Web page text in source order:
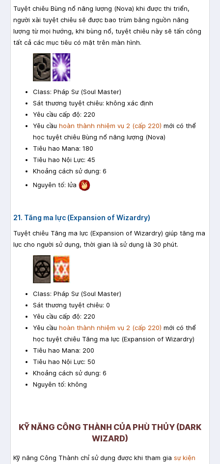
Tuyệt chiêu Bùng nổ năng lượng (Nova) khi được thi triển,
người xài tuyệt chiêu sẽ được bao trùm bằng nguồn năng
lượng từ mọi hướng, khi bùng nổ, tuyệt chiêu này sẽ tấn công
tất cả các mục tiêu có mặt trên màn hình.
Class: Pháp Sư (Soul Master)
Sát thương tuyệt chiêu: không xác định
Yêu cầu cấp độ: 220
Yêu cầu hoàn thành nhiệm vụ 2 (cấp 220) mới có thể
học tuyệt chiêu Bùng nổ năng lượng (Nova)
Tiêu hao Mana: 180
Tiêu hao Nội Lực: 45
Khoảng cách sử dụng: 6
Nguyên tố: lửa
21. Tăng ma lực (Expansion of Wizardry)
Tuyệt chiêu Tăng ma lực (Expansion of Wizardry) giúp tăng ma
lực cho người sử dụng, thời gian là sử dụng là 30 phút.
Class: Pháp Sư (Soul Master)
Sát thương tuyệt chiêu: 0
Yêu cầu cấp độ: 220
Yêu cầu hoàn thành nhiệm vụ 2 (cấp 220) mới có thể
học tuyệt chiêu Tăng ma lực (Expansion of Wizardry)
Tiêu hao Mana: 200
Tiêu hao Nội Lực: 50
Khoảng cách sử dụng: 6
Nguyên tố: không
KỸ NĂNG CÔNG THÀNH CỦA PHÙ THỦY (DARK
WIZARD)
Kỹ năng Công Thành chỉ sử dụng được khi tham gia sự kiện